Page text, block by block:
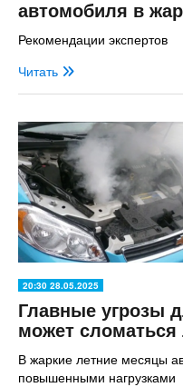
автомобиля в
Рекомендации экспертов
Читать
20:30 28.05.2025
Главные угрозы
может сломаться
В жаркие летние месяцы
повышенными нагрузками